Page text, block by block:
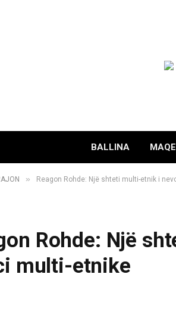
BALLINA
» Reagon Rohde: Një shteti multi-etnik i
Rohde: Një
multi-etnike